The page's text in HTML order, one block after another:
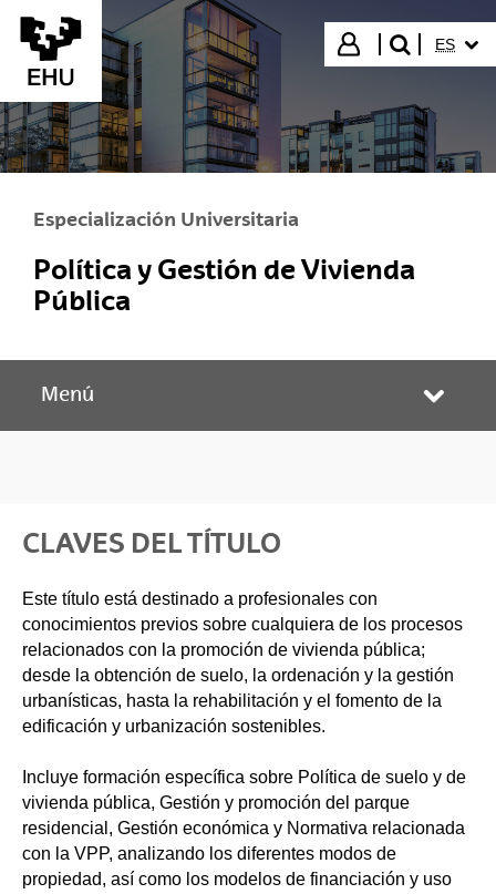
Saltar al contenido principal
Iniciar sesión
buscar"
ES
Especialización Universitaria
Política y Gestión de Vivienda
Pública
Menú
CLAVES DEL TÍTULO
Este título está destinado a profesionales con
conocimientos previos sobre cualquiera de los procesos
relacionados con la promoción de vivienda pública;
desde la obtención de suelo, la ordenación y la gestión
urbanísticas, hasta la rehabilitación y el fomento de la
edificación y urbanización sostenibles.
Incluye formación específica sobre Política de suelo y de
vivienda pública, Gestión y promoción del parque
residencial, Gestión económica y Normativa relacionada
con la VPP, analizando los diferentes modos de
propiedad, así como los modelos de financiación y uso